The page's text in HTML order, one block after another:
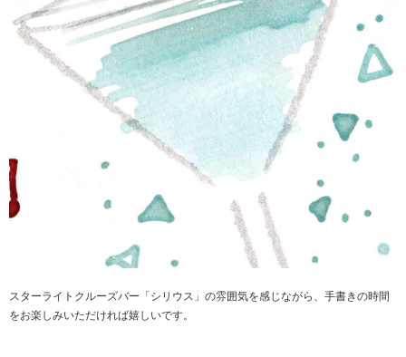
スターライトクルーズバー「シリウス」の雰囲気を感じながら、手書きの時間
をお楽しみいただければ嬉しいです。